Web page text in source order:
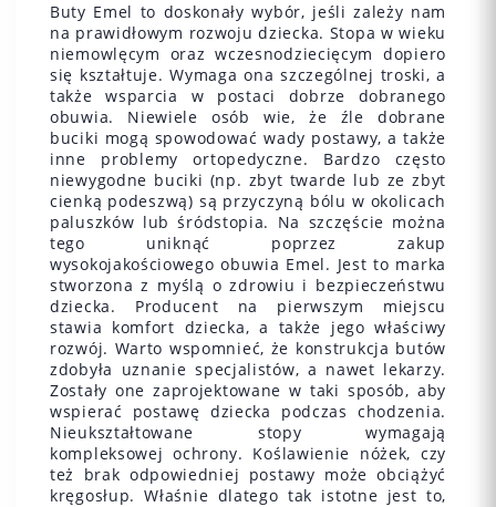
Buty Emel to doskonały wybór, jeśli zależy nam
na prawidłowym rozwoju dziecka. Stopa w wieku
niemowlęcym oraz wczesnodziecięcym dopiero
się kształtuje. Wymaga ona szczególnej troski, a
także wsparcia w postaci dobrze dobranego
obuwia. Niewiele osób wie, że źle dobrane
buciki mogą spowodować wady postawy, a także
inne problemy ortopedyczne. Bardzo często
niewygodne buciki (np. zbyt twarde lub ze zbyt
cienką podeszwą) są przyczyną bólu w okolicach
paluszków lub śródstopia. Na szczęście można
tego uniknąć poprzez zakup
wysokojakościowego obuwia Emel. Jest to marka
stworzona z myślą o zdrowiu i bezpieczeństwu
dziecka. Producent na pierwszym miejscu
stawia komfort dziecka, a także jego właściwy
rozwój. Warto wspomnieć, że konstrukcja butów
zdobyła uznanie specjalistów, a nawet lekarzy.
Zostały one zaprojektowane w taki sposób, aby
wspierać postawę dziecka podczas chodzenia.
Nieukształtowane stopy wymagają
kompleksowej ochrony. Koślawienie nóżek, czy
też brak odpowiedniej postawy może obciążyć
kręgosłup. Właśnie dlatego tak istotne jest to,